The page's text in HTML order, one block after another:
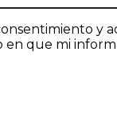
y
que mi